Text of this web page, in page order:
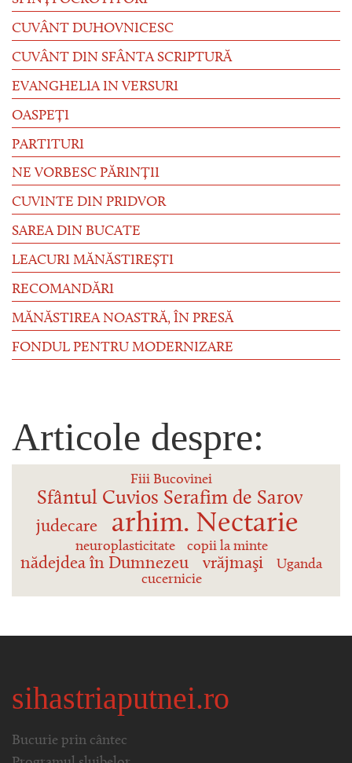
CUVÂNT DUHOVNICESC
CUVÂNT DIN SFÂNTA SCRIPTURĂ
EVANGHELIA IN VERSURI
OASPEȚI
PARTITURI
NE VORBESC PĂRINȚII
CUVINTE DIN PRIDVOR
SAREA DIN BUCATE
LEACURI MĂNĂSTIREȘTI
RECOMANDĂRI
MĂNĂSTIREA NOASTRĂ, ÎN PRESĂ
FONDUL PENTRU MODERNIZARE
Articole despre:
Fiii Bucovinei
Sfântul Cuvios Serafim de Sarov
judecare arhim. Nectarie
neuroplasticitate copii la minte
nădejdea în Dumnezeu vrăjmaşi
Uganda
cucernicie
sihastriaputnei.ro
Bucurie prin cântec